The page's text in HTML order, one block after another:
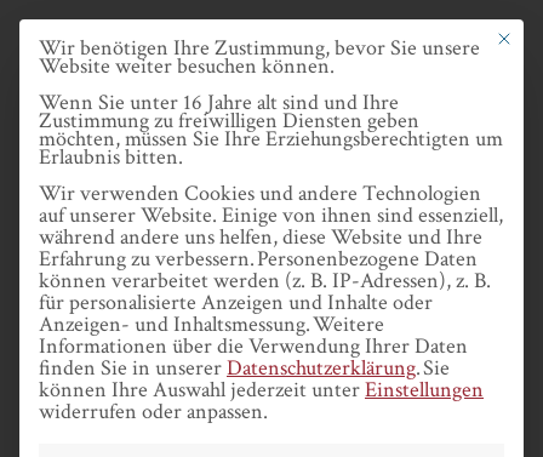
Skip
main
content
Test_alt
CATO-Magazin
Mit
Wir benötigen Ihre Zustimmung, bevor Sie unsere
Website weiter besuchen können.
Wenn Sie unter 16 Jahre alt sind und Ihre
Zustimmung zu freiwilligen Diensten geben
möchten, müssen Sie Ihre Erziehungsberechtigten um
Erlaubnis bitten.
Wir verwenden Cookies und andere Technologien
auf unserer Website. Einige von ihnen sind essenziell,
während andere uns helfen, diese Website und Ihre
Erfahrung zu verbessern.Personenbezogene Daten
können verarbeitet werden (z. B. IP-Adressen), z. B.
für personalisierte Anzeigen und Inhalte oder
Anzeigen- und Inhaltsmessung.Weitere
Informationen über die Verwendung Ihrer Daten
finden Sie in unsererDatenschutzerklärung.Sie
können Ihre Auswahl jederzeit unterEinstellungen
widerrufen oder anpassen.